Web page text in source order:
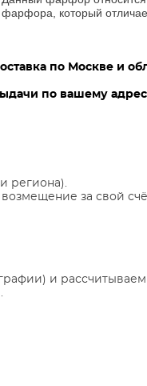
фарфора, который
по Москве и
по вашему
региона).
за свой
и